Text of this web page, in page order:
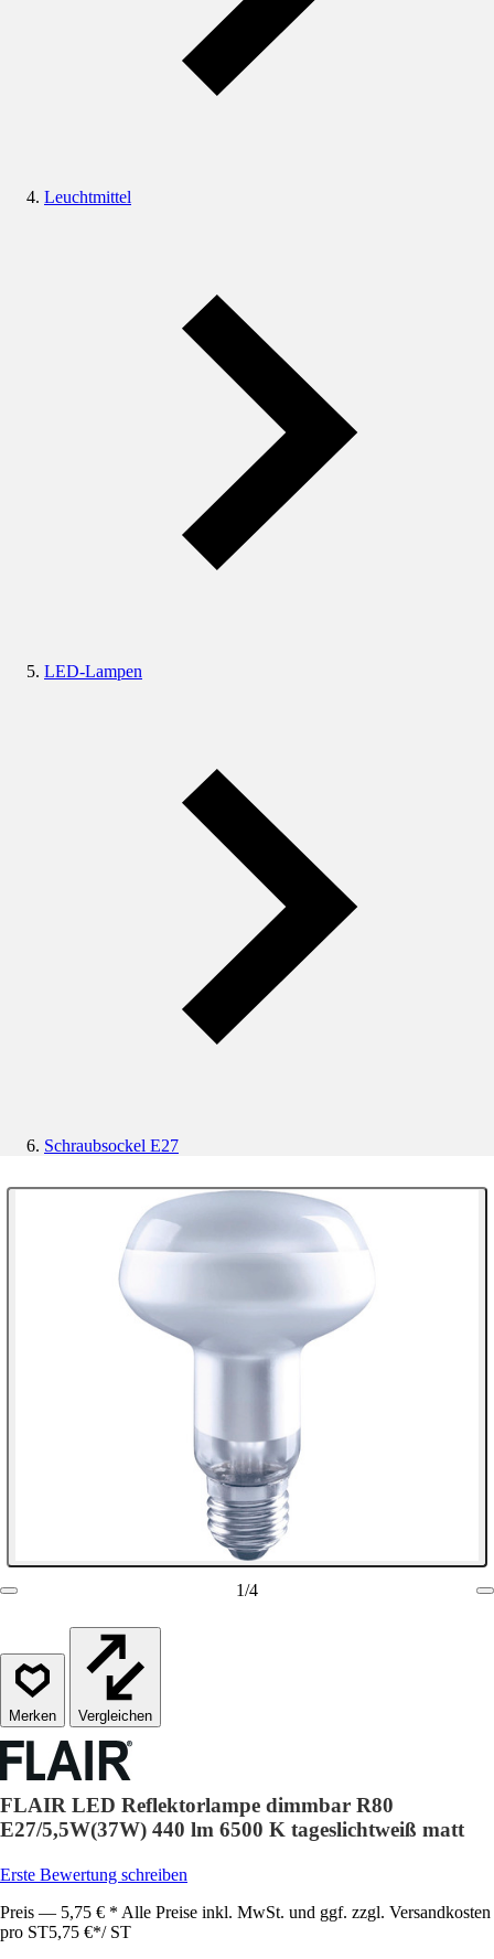
Leuchtmittel
LED-Lampen
Schraubsockel E27
1/4
Vergleichen
FLAIR LED Reflektorlampe dimmbar R80
E27/5,5W(37W) 440 lm 6500 K tageslichtweiß matt
Erste Bewertung schreiben
Preis — 5,75 € * Alle Preise inkl. MwSt. und ggf. zzgl. Versandkosten
pro ST5,75 €*/ ST